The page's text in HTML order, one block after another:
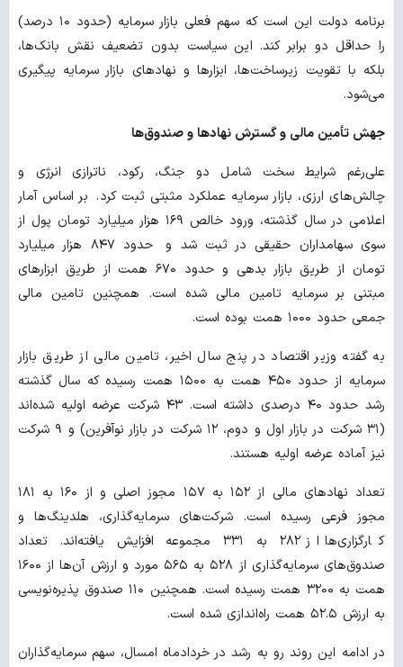
برنامه دولت این است که سهم فعلی بازار سرمایه (حدود ۱۰ درصد)
را حداقل دو برابر کند. این سیاست بدون تضعیف نقش بانک‌ها،
بلکه با تقویت زیرساخت‌ها، ابزارها و نهادهای بازار سرمایه پیگیری
می‌شود.
جهش تأمین مالی و گسترش نهادها و صندوق‌ها
علی‌رغم شرایط سخت شامل دو جنگ، رکود، ناترازی انرژی و
چالش‌های ارزی، بازار سرمایه عملکرد مثبتی ثبت کرد. بر اساس آمار
اعلامی در سال گذشته، ورود خالص ۱۶۹ هزار میلیارد تومان پول از
سوی سهامداران حقیقی در ثبت شد و حدود ۸۴۷ هزار میلیارد
تومان از طریق بازار بدهی و حدود ۶۷۰ همت از طریق ابزارهای
مبتنی بر سرمایه تامین مالی شده است. همچنین تامین مالی
جمعی حدود ۱۰۰۰ همت بوده است.
به گفته وزیر اقتصاد در پنج سال اخیر، تامین مالی از طریق بازار
سرمایه از حدود ۴۵۰ همت به ۱۵۰۰ همت رسیده که سال گذشته
رشد حدود ۴۰ درصدی داشته است. ۴۳ شرکت عرضه اولیه شده‌اند
(۳۱ شرکت در بازار اول و دوم، ۱۲ شرکت در بازار نوآفرین) و ۹ شرکت
نیز آماده عرضه اولیه هستند.
تعداد نهادهای مالی از ۱۵۲ به ۱۵۷ مجوز اصلی و از ۱۶۰ به ۱۸۱
مجوز فرعی رسیده است. شرکت‌های سرمایه‌گذاری، هلدینگ‌ها و
کارگزاری‌ها از ۲۸۲ به ۳۳۱ مجموعه افزایش یافته‌اند. تعداد
صندوق‌های سرمایه‌گذاری از ۵۲۸ به ۵۶۵ مورد و ارزش آن‌ها از ۱۶۰۰
همت به ۳۲۰۰ همت رسیده است. همچنین ۱۱۰ صندوق پذیره‌نویسی
به ارزش ۵۲.۵ همت راه‌اندازی شده است.
در ادامه این روند رو به رشد در خردادماه امسال، سهم سرمایه‌گذاران